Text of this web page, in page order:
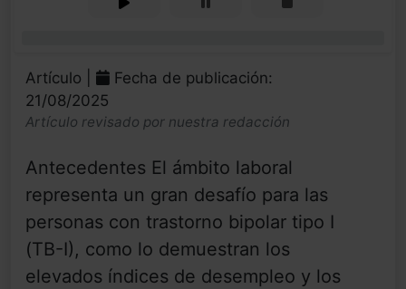
Artículo |
Fecha de publicación:
21/08/2025
Artículo revisado por nuestra redacción
Antecedentes El ámbito laboral
representa un gran desafío para las
personas con trastorno bipolar tipo I
(TB-I), como lo demuestran los
elevados índices de desempleo y los